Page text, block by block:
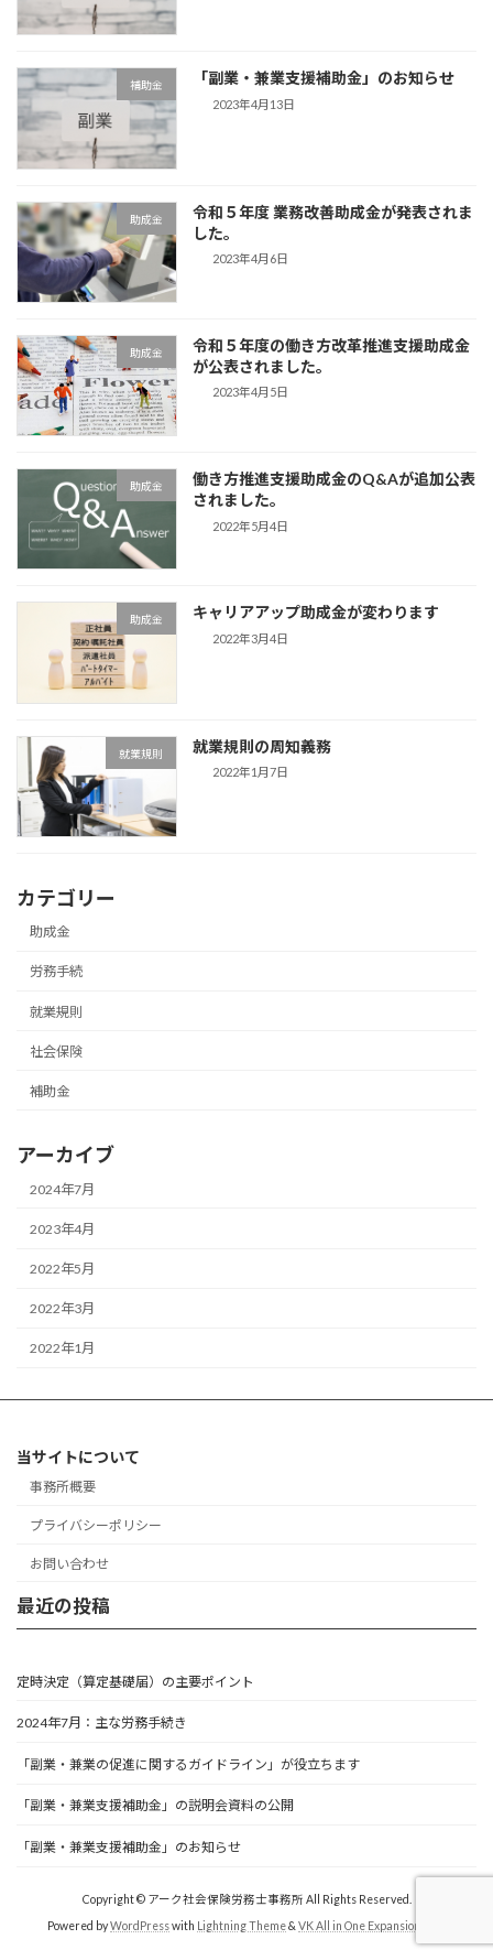
補助金 「副業・兼業支援補助金」のお知らせ
2023年4月13日
助成金
令和５年度 業務改善助成金が発表されま
した。
2023年4月6日
助成金
令和５年度の働き方改革推進支援助成金
が公表されました。
2023年4月5日
助成金
働き方推進支援助成金のQ&Aが追加公表
されました。
2022年5月4日
助成金 キャリアアップ助成金が変わります
2022年3月4日
就業規則 就業規則の周知義務
2022年1月7日
カテゴリー
助成金
労務手続
就業規則
社会保険
補助金
アーカイブ
2024年7月
2023年4月
2022年5月
2022年3月
2022年1月
当サイトについて
事務所概要
プライバシーポリシー
お問い合わせ
最近の投稿
定時決定（算定基礎届）の主要ポイント
2024年7月：主な労務手続き
「副業・兼業の促進に関するガイドライン」が役立ちます
「副業・兼業支援補助金」の説明会資料の公開
「副業・兼業支援補助金」のお知らせ
Copyright © アーク社会保険労務士事務所 All Rights Reserved.
Powered byWordPresswith Lightning Theme& VK All in One Expansion Unit